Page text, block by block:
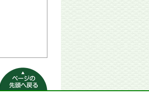
ページの先頭へ
戻る